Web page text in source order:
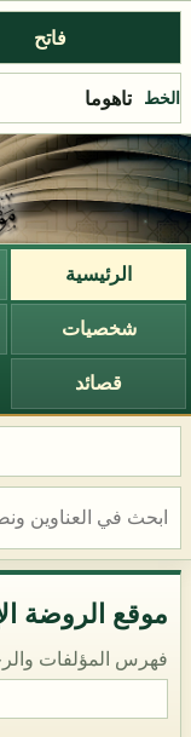
فاتح
الخط
الرئيسية
شخصيات
قصائد
موقع الروضة
فهرس المؤلفات